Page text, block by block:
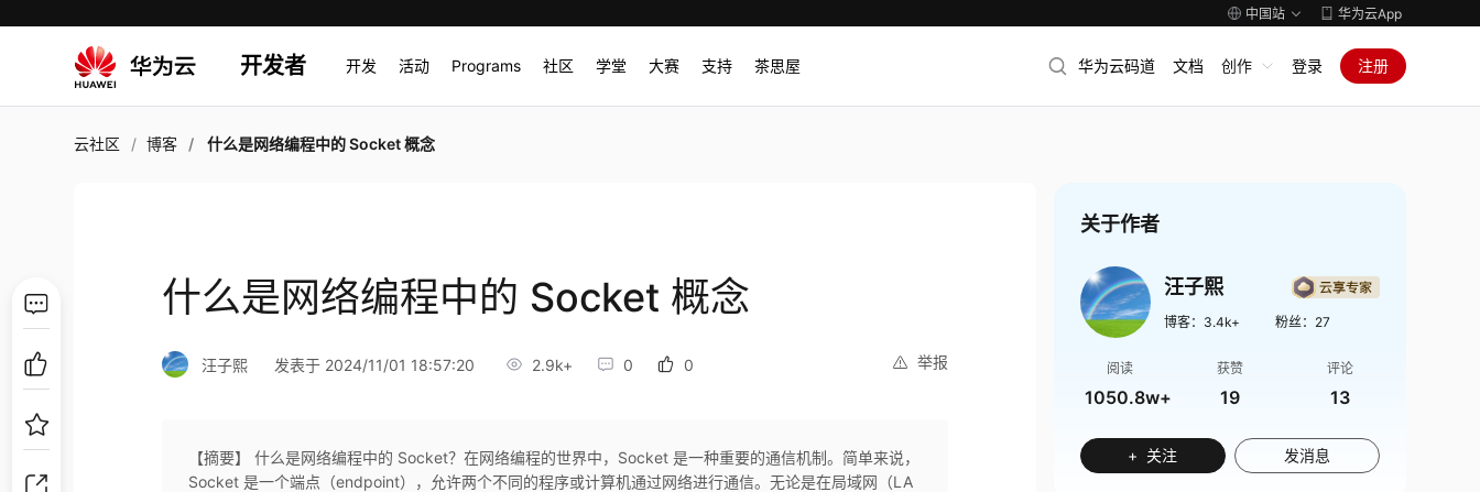
中国站 华为云App
开发者 开发 活动 Programs 社区 学堂 大赛 支持 茶思屋 华为云码道 文档 创作 登录 注册
云社区 博客 什么是网络编程中的 Socket 概念
什么是网络编程中的 Socket 概念
举报
汪子熙 发表于 2024/11/01 18:57:20 2.9k+ 0 0
【摘要】 什么是网络编程中的 Socket？在网络编程的世界中，Socket 是一种重要的通信机制。简单来说，
Socket 是一个端点（endpoint），允许两个不同的程序或计算机通过网络进行通信。无论是在局域网（LA
关于作者
汪子熙
博客： 3.4k+ 粉丝： 27
阅读
1050.8w+
获赞
19
评论
13
+ 关注 发消息